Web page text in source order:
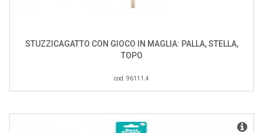
STUZZICAGATTO CON GIOCO IN MAGLIA: PALLA, STELLA,
TOPO
cod. 96111.4